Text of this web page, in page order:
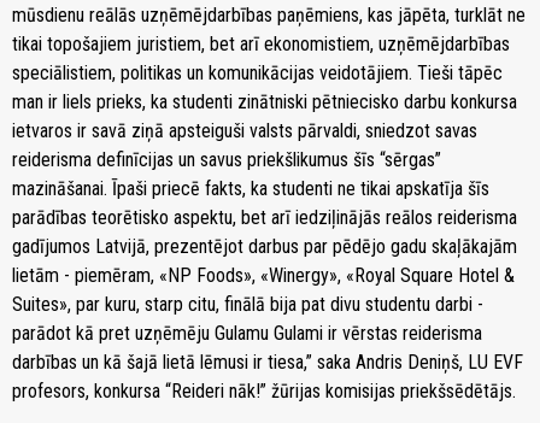
mūsdienu reālās uzņēmējdarbības paņēmiens, kas jāpēta, turklāt ne
tikai topošajiem juristiem, bet arī ekonomistiem, uzņēmējdarbības
speciālistiem, politikas un komunikācijas veidotājiem. Tieši tāpēc
man ir liels prieks, ka studenti zinātniski pētniecisko darbu konkursa
ietvaros ir savā ziņā apsteiguši valsts pārvaldi, sniedzot savas
reiderisma definīcijas un savus priekšlikumus šīs “sērgas”
mazināšanai. Īpaši priecē fakts, ka studenti ne tikai apskatīja šīs
parādības teorētisko aspektu, bet arī iedziļinājās reālos reiderisma
gadījumos Latvijā, prezentējot darbus par pēdējo gadu skaļākajām
lietām - piemēram, «NP Foods», «Winergy», «Royal Square Hotel &
Suites», par kuru, starp citu, finālā bija pat divu studentu darbi -
parādot kā pret uzņēmēju Gulamu Gulami ir vērstas reiderisma
darbības un kā šajā lietā lēmusi ir tiesa,” saka Andris Deniņš, LU EVF
profesors, konkursa “Reideri nāk!” žūrijas komisijas priekšsēdētājs.